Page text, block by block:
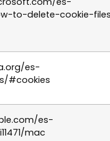
to-delete-cookie-
es-
#cookies
es-
mac